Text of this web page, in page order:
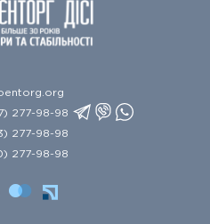
277-98-98
277-98-98
277-98-98